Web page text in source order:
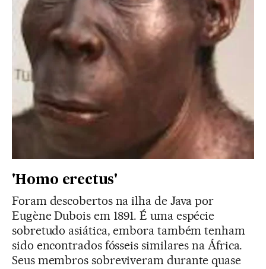
'Homo erectus'
Foram descobertos na ilha de Java por
Eugène Dubois em 1891. É uma espécie
sobretudo asiática, embora também tenham
sido encontrados fósseis similares na África.
Seus membros sobreviveram durante quase